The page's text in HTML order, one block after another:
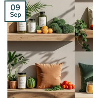
09
Sep